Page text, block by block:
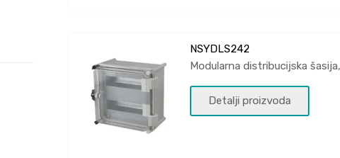
NSYDLS242
Modularna distribucijska
Detalji proizvoda